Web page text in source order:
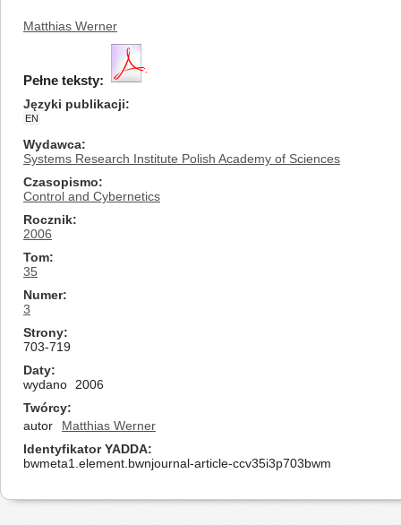
Matthias Werner
Pełne teksty:
Języki publikacji
EN
Wydawca
Systems Research Institute Polish Academy of Sciences
Czasopismo
Control and Cybernetics
Rocznik
2006
Tom
35
Numer
3
Strony
703-719
Daty
wydano
2006
Twórcy
autor
Matthias Werner
Identyfikator YADDA
bwmeta1.element.bwnjournal-article-ccv35i3p703bwm